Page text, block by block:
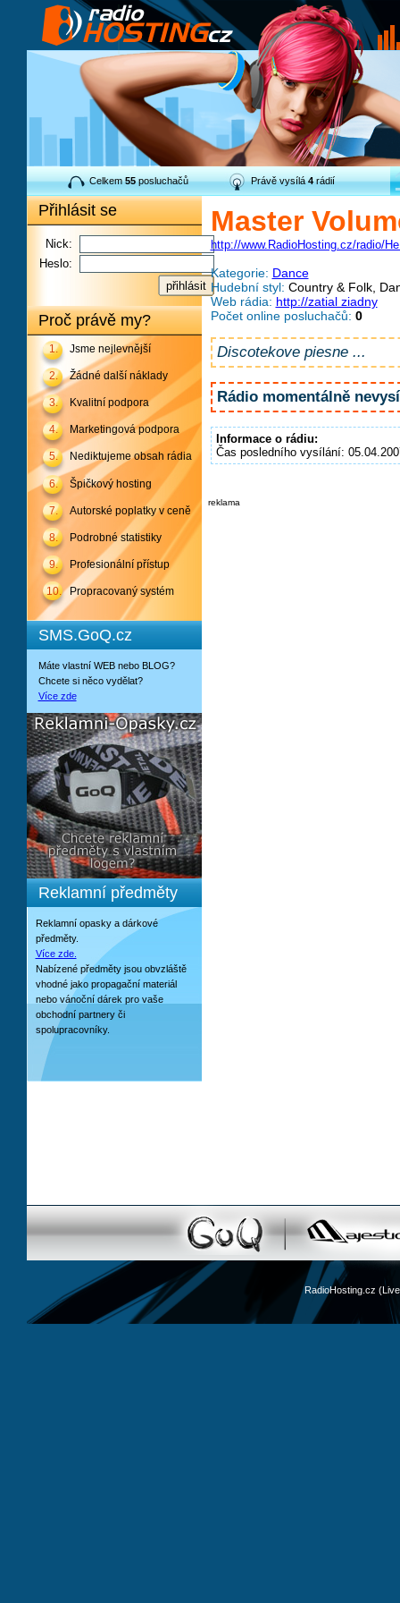
Celkem55posluchačů Právě vysílá4rádií
Přihlásit se
Nick:
Heslo:
Proč právě my?
1. Jsme nejlevnější
2. Žádné další náklady
3. Kvalitní podpora
4. Marketingová podpora
5. Nediktujeme obsah rádia
6. Špičkový hosting
7. Autorské poplatky v ceně
8. Podrobné statistiky
9. Profesionální přístup
10. Propracovaný systém
SMS.GoQ.cz
Máte vlastní WEB nebo BLOG?
Chcete si něco vydělat?
Více zde
Reklamní předměty
Reklamní opasky a dárkové
předměty.
Více zde.
Nabízené předměty jsou obvzláště
vhodné jako propagační materiál
nebo vánoční dárek pro vaše
obchodní partnery či
spolupracovníky.
Master
http://www.RadioHosting.cz/radio/
Kategorie: Dance
Hudební styl: Country & Folk,
Web rádia: http://zatial ziadny
Počet online posluchačů: 0
Discotekove piesne ...
Rádio momentálně
Informace o rádiu:
Čas posledního vysílání:
reklama
RadioHosting.cz